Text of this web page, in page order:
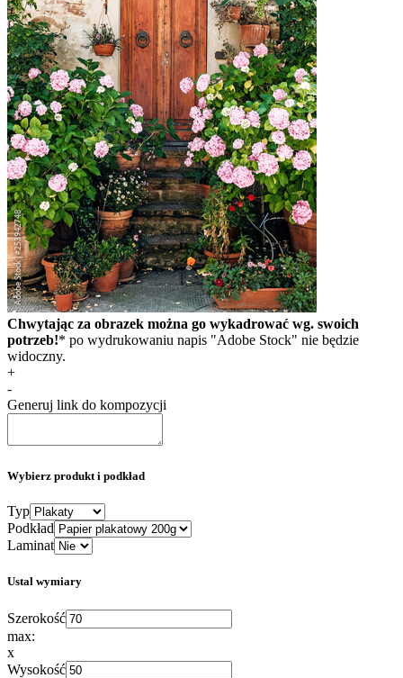
Chwytając za obrazek można go wykadrować wg. swoich
potrzeb!* po wydrukowaniu napis "Adobe Stock" nie będzie
widoczny.
+
-
Generuj link do kompozycji
Wybierz produkt i podkład
Typ
Podkład
Laminat
Ustal wymiary
Szerokość
max:
x
Wysokość